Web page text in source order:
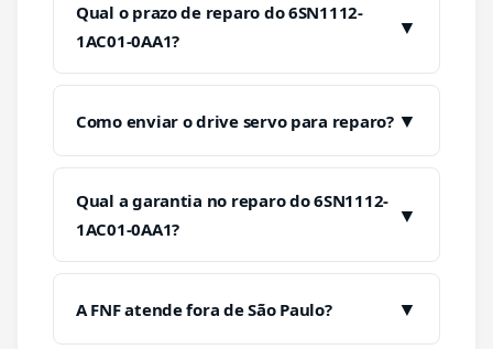
Qual o prazo de reparo do 6SN1112-
1AC01-0AA1?
▼
Como enviar o drive servo para reparo? ▼
Qual a garantia no reparo do 6SN1112-
1AC01-0AA1?
▼
A FNF atende fora de São Paulo? ▼